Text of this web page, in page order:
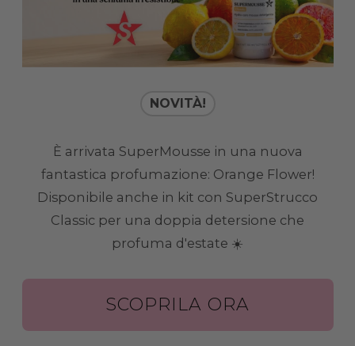
NOVITÀ!
È arrivata SuperMousse in una nuova
fantastica profumazione: Orange Flower!
Disponibile anche in kit con SuperStrucco
Classic per una doppia detersione che
profuma d'estate ☀️
SCOPRILA ORA